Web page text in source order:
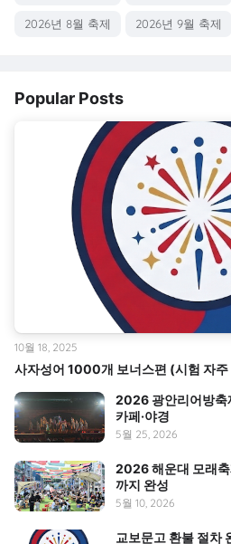
2026년 8월 축제 2026년 9월 축제
Popular Posts
사자성어 1000개 보너스편 (시험 자
10월 18, 2025
2026 광안리어방축
카페·야경
5월 25, 2026
2026 해운대 모래
까지 완성
5월 10, 2026
교보문고 환불 절차